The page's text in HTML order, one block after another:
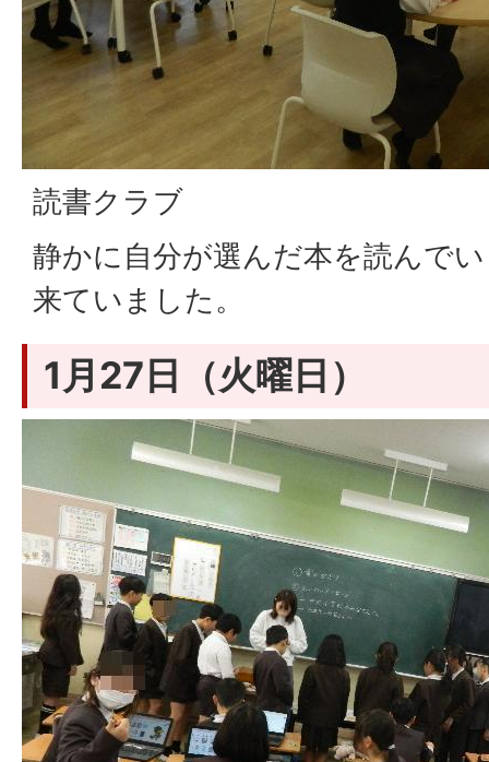
読書クラブ
静かに自分が選んだ本を読んで
来ていました。
1月27日（火曜日）